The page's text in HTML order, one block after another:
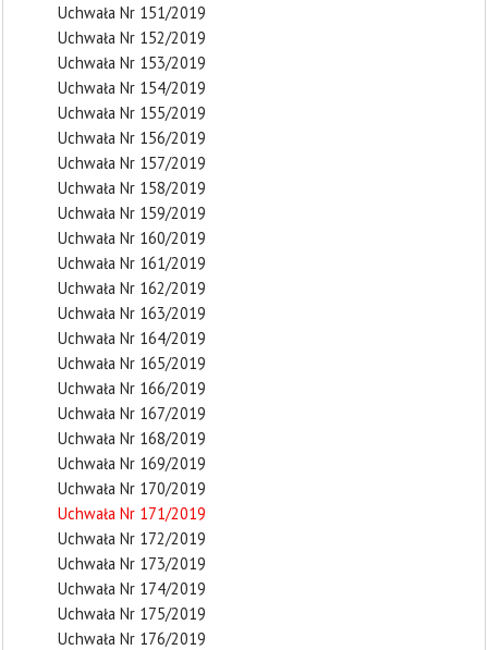
Uchwała Nr 151/2019
Uchwała Nr 152/2019
Uchwała Nr 153/2019
Uchwała Nr 154/2019
Uchwała Nr 155/2019
Uchwała Nr 156/2019
Uchwała Nr 157/2019
Uchwała Nr 158/2019
Uchwała Nr 159/2019
Uchwała Nr 160/2019
Uchwała Nr 161/2019
Uchwała Nr 162/2019
Uchwała Nr 163/2019
Uchwała Nr 164/2019
Uchwała Nr 165/2019
Uchwała Nr 166/2019
Uchwała Nr 167/2019
Uchwała Nr 168/2019
Uchwała Nr 169/2019
Uchwała Nr 170/2019
Uchwała Nr 171/2019
Uchwała Nr 172/2019
Uchwała Nr 173/2019
Uchwała Nr 174/2019
Uchwała Nr 175/2019
Uchwała Nr 176/2019